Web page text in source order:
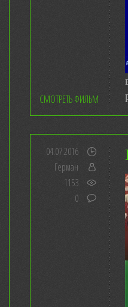
СМОТРЕТЬ ФИЛЬМ
04.07.2016
Герман
1153
0